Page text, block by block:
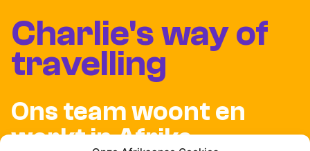
Charlie's way of
travelling
Ons team woont en
werkt in Afrika